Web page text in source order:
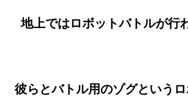
地上ではロボットバトルが行
彼らとバトル用のゾグという